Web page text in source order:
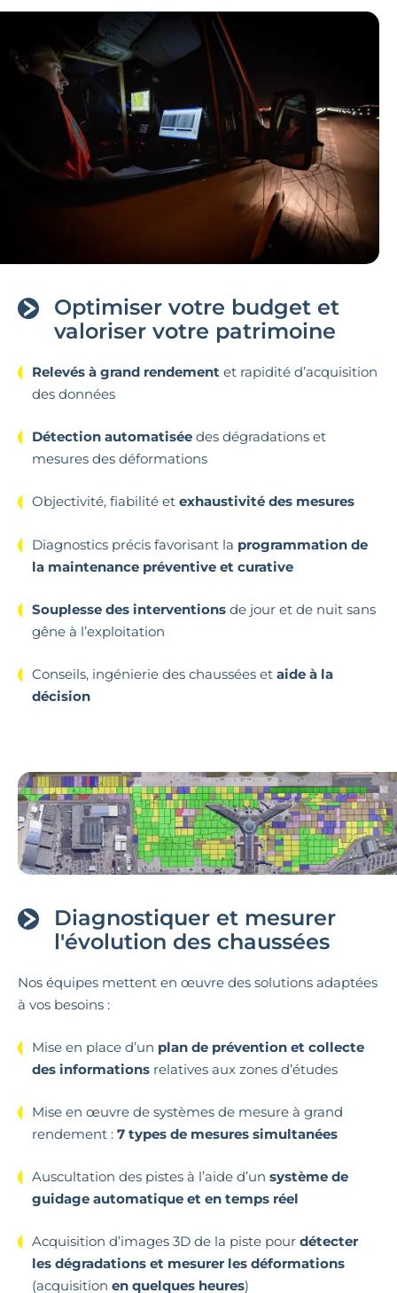
Optimiser votre budget et
valoriser votre patrimoine
Relevés à grand rendement et rapidité d’acquisition
des données
Détection automatisée des dégradations et
mesures des déformations
Objectivité, fiabilité et exhaustivité des mesures
Diagnostics précis favorisant la programmation de
la maintenance préventive et curative
Souplesse des interventions de jour et de nuit sans
gêne à l’exploitation
Conseils, ingénierie des chaussées et aide à la
décision
Diagnostiquer et mesurer
l'évolution des chaussées
Nos équipes mettent en œuvre des solutions adaptées
à vos besoins :
Mise en place d’un plan de prévention et collecte
des informations relatives aux zones d’études
Mise en œuvre de systèmes de mesure à grand
rendement : 7 types de mesures simultanées
Auscultation des pistes à l’aide d’un système de
guidage automatique et en temps réel
Acquisition d’images 3D de la piste pour détecter
les dégradations et mesurer les déformations
(acquisition en quelques heures)